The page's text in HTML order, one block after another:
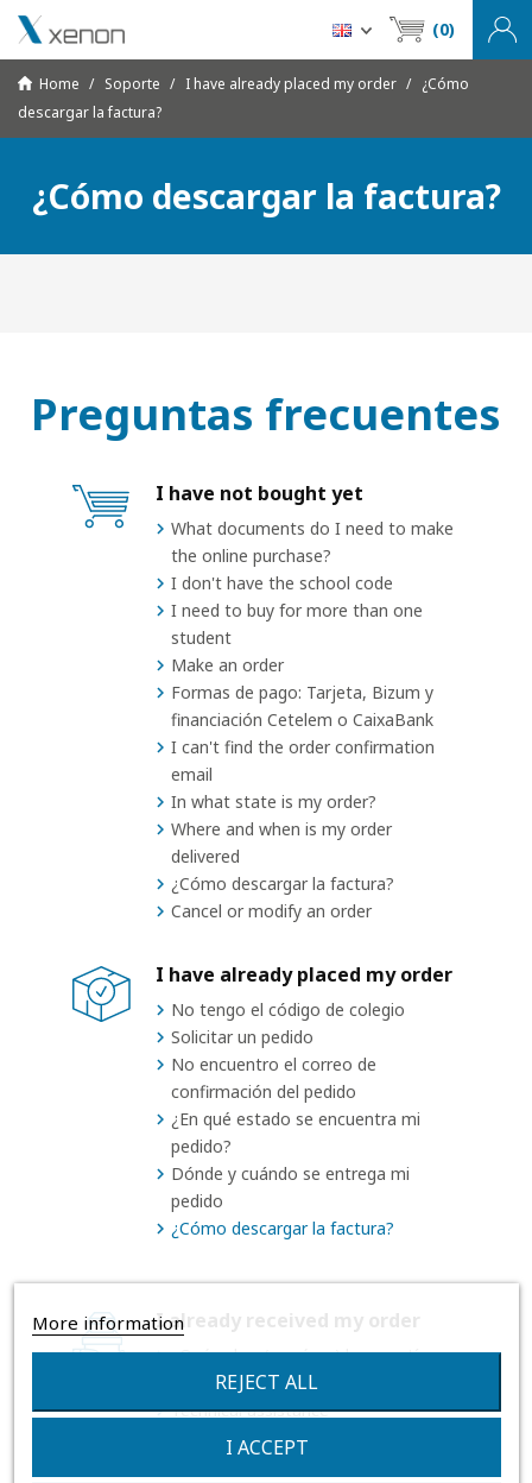
(0)
Home Soporte I have already placed my order
¿Cómo
descargar la factura?
¿Cómo descargar la factura?
Preguntas frecuentes
I have not bought yet
What documents do I need to make
the online purchase?
I don't have the school code
I need to buy for more than one
student
Make an order
Formas de pago: Tarjeta, Bizum y
financiación Cetelem o CaixaBank
I can't find the order confirmation
email
In what state is my order?
Where and when is my order
delivered
¿Cómo descargar la factura?
Cancel or modify an order
I have already placed my order
No tengo el código de colegio
Solicitar un pedido
No encuentro el correo de
confirmación del pedido
¿En qué estado se encuentra mi
pedido?
Dónde y cuándo se entrega mi
pedido
¿Cómo descargar la factura?
I already received my order
¿Qué cubre (y qué no) la garantía
Advantage y Advantage Plus?
Technical assistance
More information
REJECT ALL
I ACCEPT